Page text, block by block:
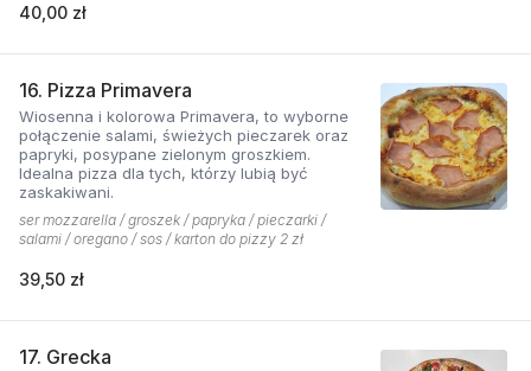
40,00 zł
16. Pizza Primavera
Wiosenna i kolorowa Primavera, to wyborne
połączenie salami, świeżych pieczarek oraz
papryki, posypane zielonym groszkiem.
Idealna pizza dla tych, którzy lubią być
zaskakiwani.
ser mozzarella / groszek / papryka / pieczarki /
salami / oregano / sos / karton do pizzy 2 zł
39,50 zł
17. Grecka